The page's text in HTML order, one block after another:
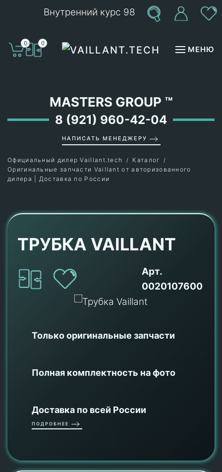
Внутренний курс 98
0 0
МЕНЮ
MASTERS GROUP ™
8 (921) 960-42-04
НАПИСАТЬ МЕНЕДЖЕРУ
Официальный дилер Vaillant.tech
Каталог
Оригинальные запчасти Vaillant от авторизованного
дилера | Доставка по России
ТРУБКА VAILLANT
Арт.
0020107600
Только оригинальные запчасти
Полная комплектность на фото
Доставка по всей России
ПОДРОБНЕЕ